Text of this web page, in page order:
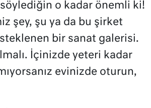
söylediğin o kadar önemli ki!
şey, şu ya da bu şirket
bir sanat galerisi.
İçinizde yeteri kadar
evinizde oturun,